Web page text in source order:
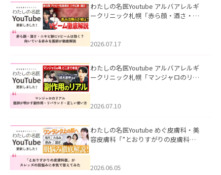
わたしの名医Youtube アルバアレルギ
ークリニック札幌「赤ら顔・酒さ・ニ
した。
2026.07.17
わたしの名医Youtube アルバアレルギ
ークリニック札幌「マンジャロのリア
た。
2026.07.10
わたしの名医Youtube めぐ皮膚科・美
容皮膚科「”とおりすがりの皮膚科
2026.06.05